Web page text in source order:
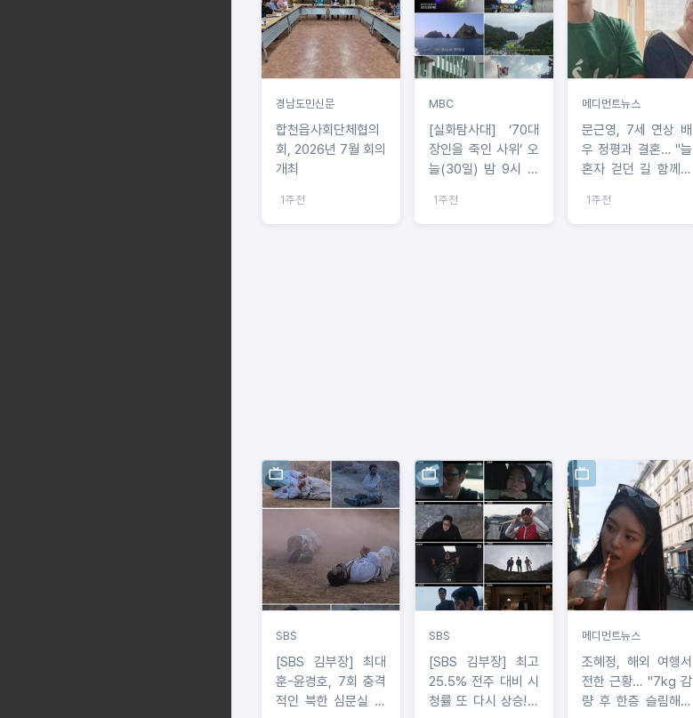
경남도민신문
합천읍사회단체협의
회, 2026년 7월 회의
개최
1주전
MBC
[실화탐사대] ‘70대
장인을 죽인 사위’ 오
늘(30일) 밤 9시 방
1주전
메디먼트뉴스
문근영, 7세 연상 배
우 정평과 결혼… "늘
혼자 걷던 길 함께할
1주전
SBS
[SBS 김부장] 최대
훈-윤경호, 7회 충격
적인 북한 심문실 엔
SBS
[SBS 김부장] 최고
25.5% 전주 대비 시
청률 또 다시 상승! 7
메디먼트뉴스
조혜정, 해외 여행서
전한 근황… "7kg 감
량 후 한층 슬림해진